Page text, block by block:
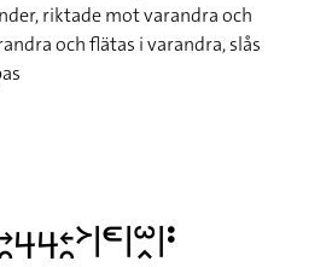
riktade mot varandra och
och flätas i varandra, slås